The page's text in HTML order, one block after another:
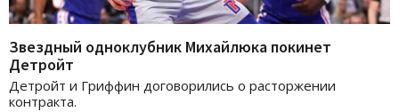
Звездный одноклубник Михайлюка покинет
Детройт
Детройт и Гриффин договорились о расторжении
контракта.